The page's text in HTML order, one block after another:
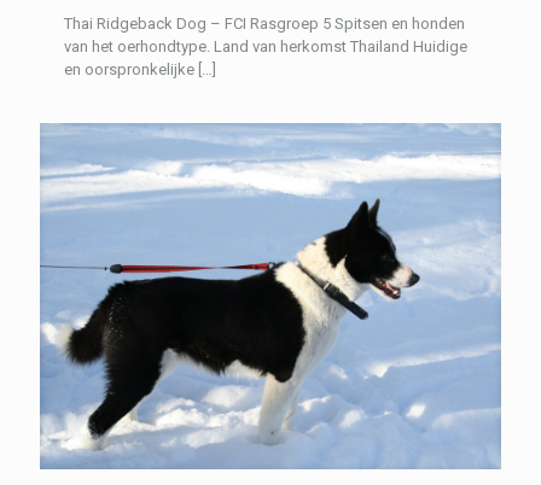
Thai Ridgeback Dog – FCI Rasgroep 5 Spitsen en honden
van het oerhondtype. Land van herkomst Thailand Huidige
en oorspronkelijke […]